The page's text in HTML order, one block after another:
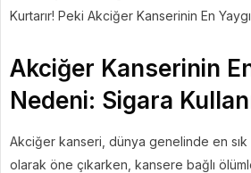
Kurtarır! Peki Akciğer Kanserinin En
Akciğer Kanserinin
Nedeni: Sigara
Akciğer kanseri, dünya genelinde en sık
olarak öne çıkarken, kansere bağlı